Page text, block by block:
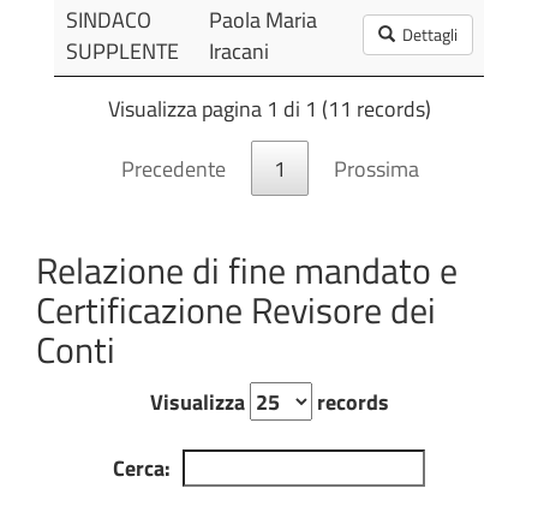
SINDACO
SUPPLENTE
Paola Maria
Iracani
Dettagli
Visualizza pagina 1 di 1 (11 records)
Precedente
1 Prossima
Relazione di fine mandato e
Certificazione Revisore dei
Conti
Visualizza
records
Cerca: